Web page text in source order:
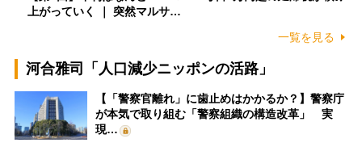
上がっていく ｜ 突然マルサ…
一覧を見る
河合雅司「人口減少ニッポンの活路」
【「警察官離れ」に歯止めはかかるか？】警察庁
が本気で取り組む「警察組織の構造改革」 実
現…